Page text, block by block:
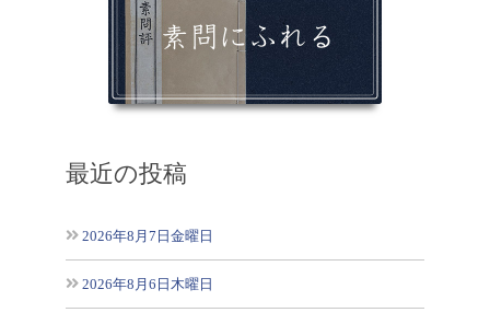
最近の投稿
2026年8月7日金曜日
2026年8月6日木曜日